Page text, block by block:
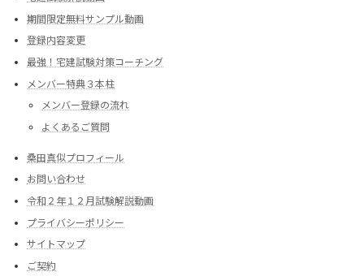
期間限定無料サンプル動画
登録内容変更
最強！宅建試験対策コーチング
メンバー特典３本柱
メンバー登録の流れ
よくあるご質問
桑田真似プロフィール
お問い合わせ
令和２年１２月試験解説動画
プライバシーポリシー
サイトマップ
ご契約